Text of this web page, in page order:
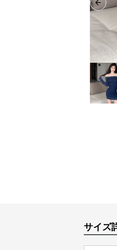
サイズ